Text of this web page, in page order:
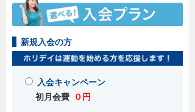
新規入会の方
入会キャンペーン
初月会費 ０円